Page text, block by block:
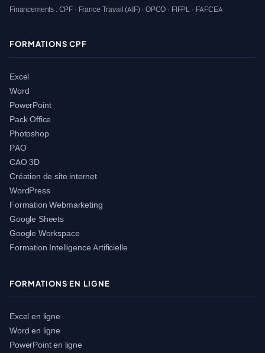
Financements : CPF · France Travail (AIF) · OPCO · FIFPL · FAFCEA
FORMATIONS CPF
Excel
Word
PowerPoint
Pack Office
Photoshop
PAO
CAO 3D
Création de site internet
WordPress
Formation Webmarketing
Google Sheets
Google Workspace
Formation Intelligence Artificielle
FORMATIONS EN LIGNE
Excel en ligne
Word en ligne
PowerPoint en ligne